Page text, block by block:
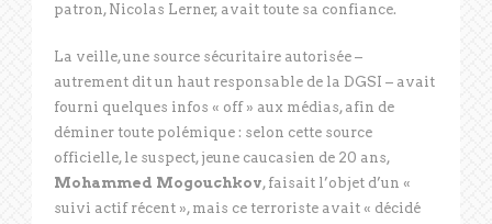
patron, Nicolas Lerner, avait toute sa confiance.
La veille, une source sécuritaire autorisée –
autrement dit un haut responsable de la DGSI – avait
fourni quelques infos « off » aux médias, afin de
déminer toute polémique : selon cette source
officielle, le suspect, jeune caucasien de 20 ans,
Mohammed Mogouchkov, faisait l’objet d’un «
suivi actif récent », mais ce terroriste avait « décidé